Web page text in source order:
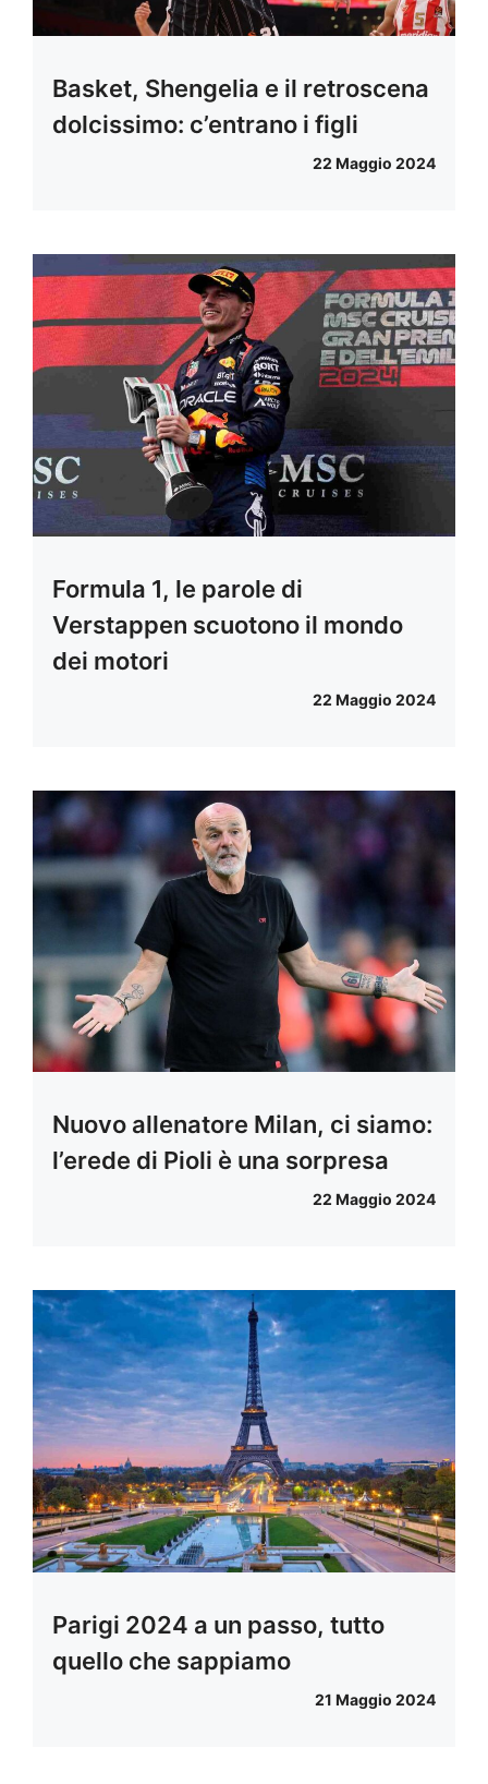
Basket, Shengelia e il retroscena
dolcissimo: c’entrano i figli
22 Maggio 2024
Formula 1, le parole di
Verstappen scuotono il mondo
dei motori
22 Maggio 2024
Nuovo allenatore Milan, ci siamo:
l’erede di Pioli è una sorpresa
22 Maggio 2024
Parigi 2024 a un passo, tutto
quello che sappiamo
21 Maggio 2024